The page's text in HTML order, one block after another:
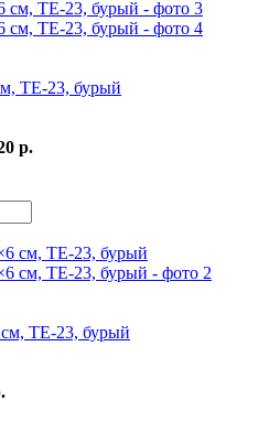
ТЕ-23, бурый
р.
ТЕ-23, бурый